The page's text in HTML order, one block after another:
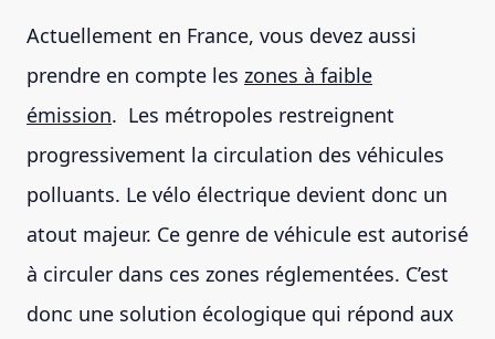
Actuellement en France, vous devez aussi
prendre en compte les zones à faible
émission. Les métropoles restreignent
progressivement la circulation des véhicules
polluants. Le vélo électrique devient donc un
atout majeur. Ce genre de véhicule est autorisé
à circuler dans ces zones réglementées. C’est
donc une solution écologique qui répond aux